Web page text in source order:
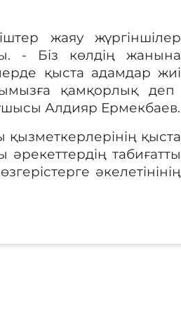
жаяу жүргіншілер
- Біз көлдің жанына
қыста адамдар жиі
қамқорлық деп
Алдияр Ермекбаев.
қыста
әрекеттердің табиғатты
әкелетінінің